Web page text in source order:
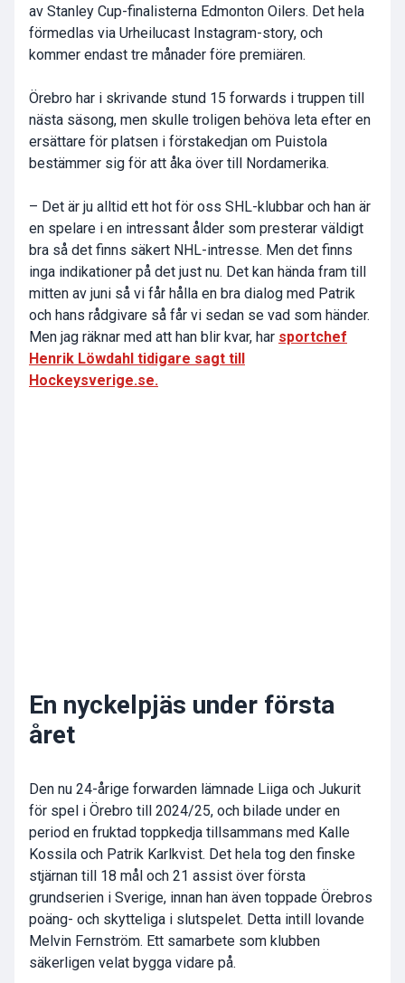
av Stanley Cup-finalisterna Edmonton Oilers. Det hela
förmedlas via Urheilucast Instagram-story, och
kommer endast tre månader före premiären.
Örebro har i skrivande stund 15 forwards i truppen till
nästa säsong, men skulle troligen behöva leta efter en
ersättare för platsen i förstakedjan om Puistola
bestämmer sig för att åka över till Nordamerika.
– Det är ju alltid ett hot för oss SHL-klubbar och han är
en spelare i en intressant ålder som presterar väldigt
bra så det finns säkert NHL-intresse. Men det finns
inga indikationer på det just nu. Det kan hända fram till
mitten av juni så vi får hålla en bra dialog med Patrik
och hans rådgivare så får vi sedan se vad som händer.
Men jag räknar med att han blir kvar, har sportchef
Henrik Löwdahl tidigare sagt till
Hockeysverige.se.
En nyckelpjäs under första
året
Den nu 24-årige forwarden lämnade Liiga och Jukurit
för spel i Örebro till 2024/25, och bilade under en
period en fruktad toppkedja tillsammans med Kalle
Kossila och Patrik Karlkvist. Det hela tog den finske
stjärnan till 18 mål och 21 assist över första
grundserien i Sverige, innan han även toppade Örebros
poäng- och skytteliga i slutspelet. Detta intill lovande
Melvin Fernström. Ett samarbete som klubben
säkerligen velat bygga vidare på.